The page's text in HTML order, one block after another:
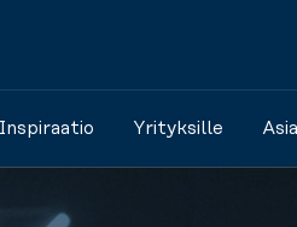
Inspiraatio Yrityksille